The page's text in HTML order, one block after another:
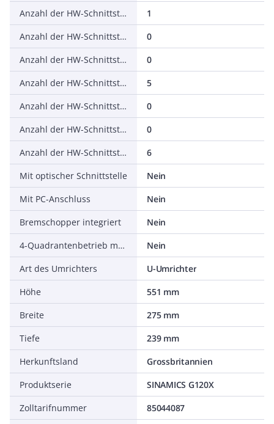
Anzahl der HW-Schnittstellen seriell RS-232
1
Anzahl der HW-Schnittstellen seriell RS-422
0
Anzahl der HW-Schnittstellen seriell RS-485
0
Anzahl der HW-Schnittstellen seriell TTY
5
Anzahl der HW-Schnittstellen USB
0
Anzahl der HW-Schnittstellen parallel
0
Anzahl der HW-Schnittstellen sonstige
6
Mit optischer Schnittstelle
Nein
Mit PC-Anschluss
Nein
Bremschopper integriert
Nein
4-Quadrantenbetrieb möglich
Nein
Art des Umrichters
U-Umrichter
Höhe
551 mm
Breite
275 mm
Tiefe
239 mm
Herkunftsland
Grossbritannien
Produktserie
SINAMICS G120X
Zolltarifnummer
85044087